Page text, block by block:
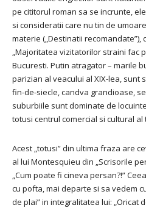
pe cititorul roman sa se incrunte,
si consideratii care nu tin de
materie („Destinatii recomandate”),
„Majoritatea vizitatorilor straini fac
Bucuresti. Putin atragator – marile
parizian al veacului al XIX-lea, sunt
fin-de-siecle, candva grandioase,
suburbiile sunt dominate de
totusi centrul comercial si cultural al
Acest „totusi” din ultima fraza are
al lui Montesquieu din „Scrisorile
„Cum poate fi cineva persan?!”
cu pofta, mai departe si sa vedem
de plai” in integralitatea lui: „Oricat